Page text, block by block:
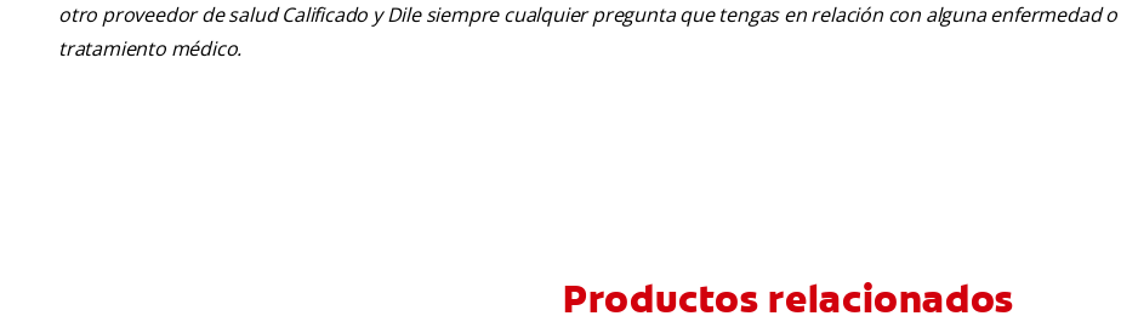
otro proveedor de salud Calificado y Dile siempre cualquier pregunta que tengas en relación con alguna enfermedad o
tratamiento médico.
Productos relacionados